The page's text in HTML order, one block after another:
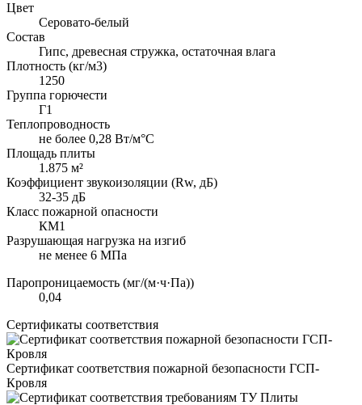
Цвет
Серовато-белый
Состав
Гипс, древесная стружка, остаточная влага
Плотность (кг/м3)
1250
Группа горючести
Г1
Теплопроводность
не более 0,28 Вт/м°С
Площадь плиты
1.875 м²
Коэффициент звукоизоляции (Rw, дБ)
32-35 дБ
Класс пожарной опасности
КМ1
Разрушающая нагрузка на изгиб
не менее 6 МПа
Паропроницаемость (мг/(м·ч·Па))
0,04
Сертификаты соответствия
Сертификат соответствия пожарной безопасности ГСП-
Кровля